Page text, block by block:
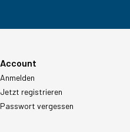
Account
Anmelden
Jetzt registrieren
Passwort vergessen